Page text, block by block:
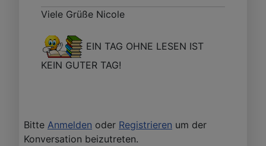
Viele Grüße Nicole
EIN TAG OHNE LESEN IST
KEIN GUTER TAG!
Bitte Anmelden oder Registrieren um der
Konversation beizutreten.